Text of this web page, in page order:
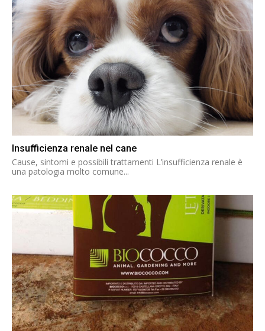
Insufficienza renale nel cane
Cause, sintomi e possibili trattamenti L’insufficienza renale è
una patologia molto comune...